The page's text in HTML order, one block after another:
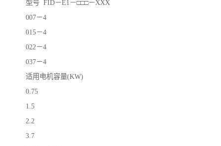
型号 FID－E1－□□□－XXX
007－4
015－4
022－4
037－4
适用电机容量(KW)
0.75
1.5
2.2
3.7